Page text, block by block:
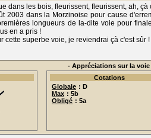
dans les bois, fleurissent, fleurissent, ah,
2003 dans la Morzinoise pour cause
longueurs de la-dite voie pour
en a pris !
cette superbe voie, je reviendrai çà c'est sûr !
- Appréciations sur la voie
Cotations
Globale : D
Max : 5b
Obligé : 5a